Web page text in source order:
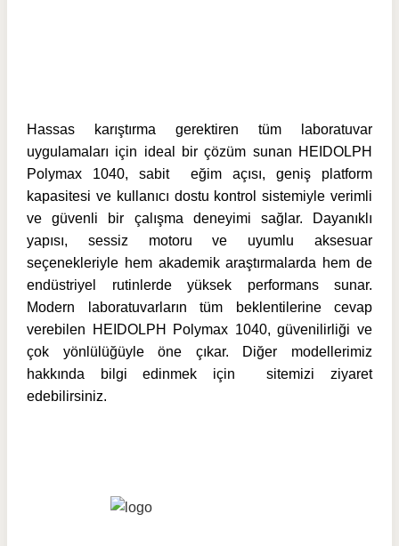
Hassas karıştırma gerektiren tüm laboratuvar
uygulamaları için ideal bir çözüm sunan HEIDOLPH
Polymax 1040, sabit eğim açısı, geniş platform
kapasitesi ve kullanıcı dostu kontrol sistemiyle verimli
ve güvenli bir çalışma deneyimi sağlar. Dayanıklı
yapısı, sessiz motoru ve uyumlu aksesuar
seçenekleriyle hem akademik araştırmalarda hem de
endüstriyel rutinlerde yüksek performans sunar.
Modern laboratuvarların tüm beklentilerine cevap
verebilen HEIDOLPH Polymax 1040, güvenilirliği ve
çok yönlülüğüyle öne çıkar. Diğer modellerimiz
hakkında bilgi edinmek için sitemizi ziyaret
edebilirsiniz.